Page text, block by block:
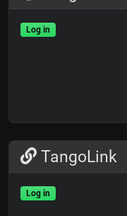
Log in
TangoLink
Log in